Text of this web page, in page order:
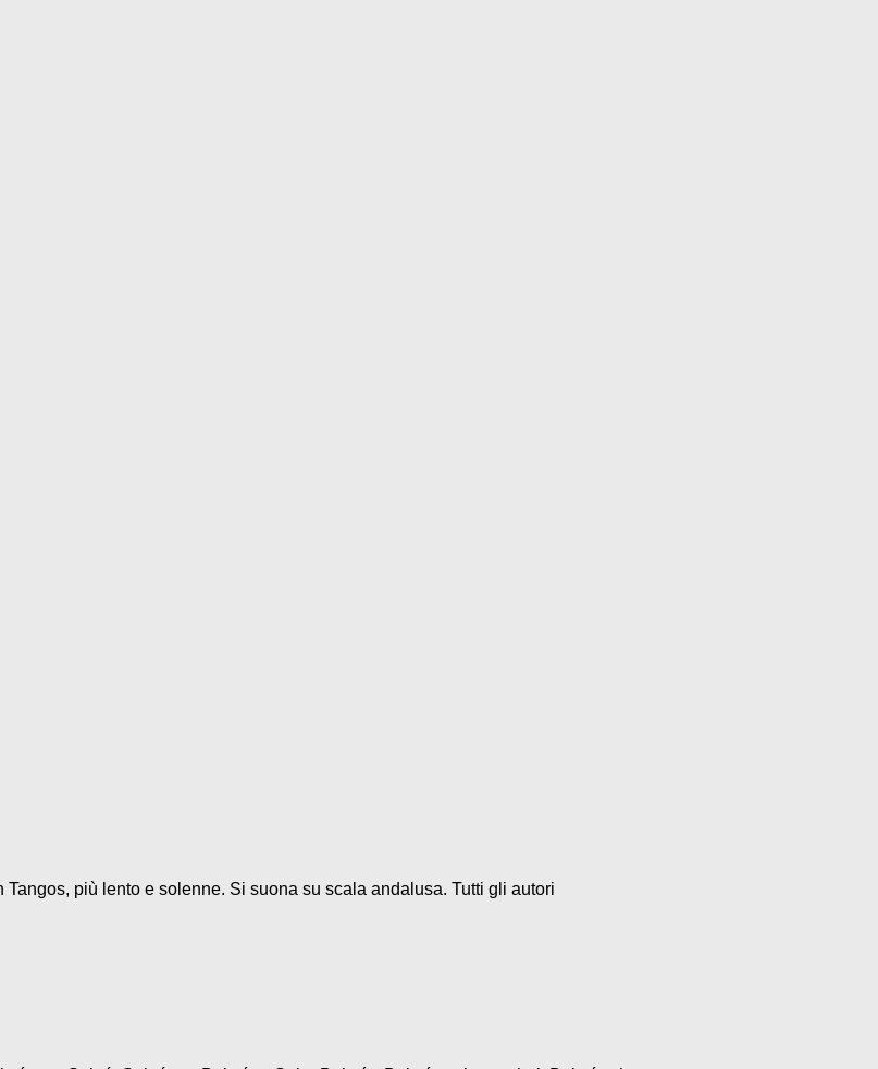
più lento e solenne. Si suona su scala andalusa. Tutti gli autori